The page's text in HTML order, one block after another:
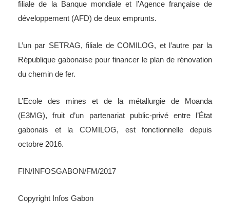
filiale de la Banque mondiale et l’Agence française de
développement (AFD) de deux emprunts.
L’un par SETRAG, filiale de COMILOG, et l’autre par la
République gabonaise pour financer le plan de rénovation
du chemin de fer.
L’Ecole des mines et de la métallurgie de Moanda
(E3MG), fruit d’un partenariat public-privé entre l’État
gabonais et la COMILOG, est fonctionnelle depuis
octobre 2016.
FIN/INFOSGABON/FM/2017
Copyright Infos Gabon